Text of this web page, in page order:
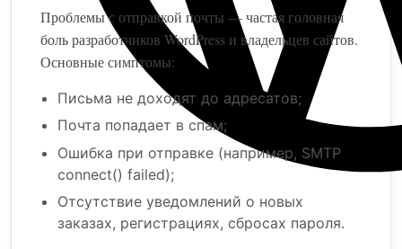
Проблемы с отправкой почты — частая головная
боль разработчиков WordPress и владельцев сайтов.
Основные симптомы:
Письма не доходят до адресатов;
Почта попадает в спам;
Ошибка при отправке (например, SMTP
connect() failed);
Отсутствие уведомлений о новых
заказах, регистрациях, сбросах пароля.